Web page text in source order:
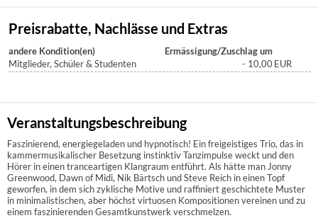
Preisrabatte, Nachlässe und Extras
andere Kondition(en)
Ermässigung/Zuschlag um
Mitglieder, Schüler & Studenten
- 10,00EUR
Veranstaltungsbeschreibung
Faszinierend, energiegeladen und hypnotisch! Ein freigeistiges Trio, das in
kammermusikalischer Besetzung instinktiv Tanzimpulse weckt und den
Hörer in einen tranceartigen Klangraum entführt. Als hätte man Jonny
Greenwood, Dawn of Midi, Nik Bärtsch und Steve Reich in einen Topf
geworfen, in dem sich zyklische Motive und raffiniert geschichtete Muster
in minimalistischen, aber höchst virtuosen Kompositionen vereinen und zu
einem faszinierenden Gesamtkunstwerk verschmelzen.